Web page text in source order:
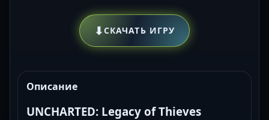
⬇СКАЧАТЬ ИГРУ
Описание
UNCHARTED: Legacy of Thieves